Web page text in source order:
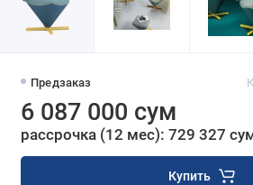
Предзаказ
6 087 000 сум
рассрочка (12 мес): 729 327
Купить